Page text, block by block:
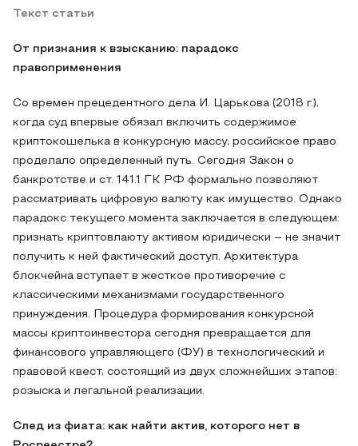
Текст статьи
От признания к взысканию: парадокс
правоприменения
Со времен прецедентного дела И. Царькова (2018 г.),
когда суд впервые обязал включить содержимое
криптокошелька в конкурсную массу, российское право
проделало определенный путь. Сегодня Закон о
банкротстве и ст. 141.1 ГК РФ формально позволяют
рассматривать цифровую валюту как имущество. Однако
парадокс текущего момента заключается в следующем:
признать криптовлаюту активом юридически – не значит
получить к ней фактический доступ. Архитектура
блокчейна вступает в жесткое противоречие с
классическими механизмами государственного
принуждения. Процедура формирования конкурсной
массы криптоинвестора сегодня превращается для
финансового управляющего (ФУ) в технологический и
правовой квест, состоящий из двух сложнейших этапов:
розыска и легальной реализации.
След из фиата: как найти актив, которого нет в